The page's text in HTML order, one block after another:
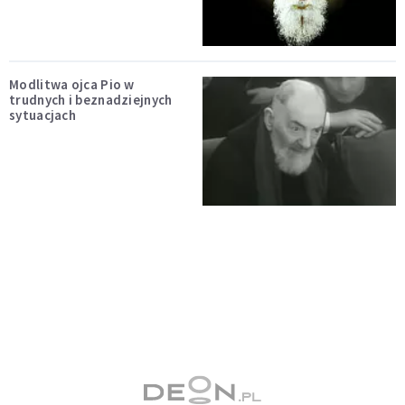
Modlitwa ojca Pio w
trudnych i beznadziejnych
sytuacjach